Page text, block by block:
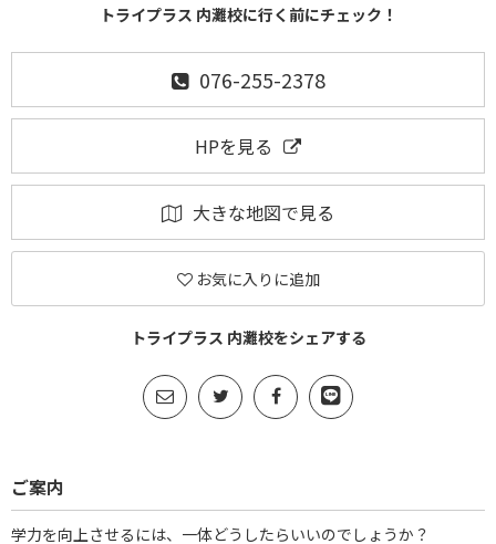
トライプラス 内灘校に行く前にチェック！
076-255-2378
HPを見る
大きな地図で見る
お気に入りに追加
トライプラス 内灘校をシェアする
ご案内
学力を向上させるには、一体どうしたらいいのでしょうか？